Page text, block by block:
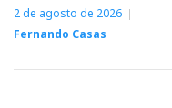
2 de agosto de 2026
Fernando Casas